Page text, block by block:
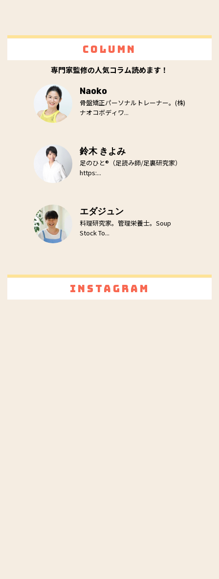
Column
専門家監修の人気コラム読めます！
Naoko
骨盤矯正パーソナルトレーナー。(株)
ナオコボディワ...
鈴木 きよみ
足のひと®（足読み師/足裏研究家）
https:...
エダジュン
料理研究家。管理栄養士。Soup
Stock To...
Instagram